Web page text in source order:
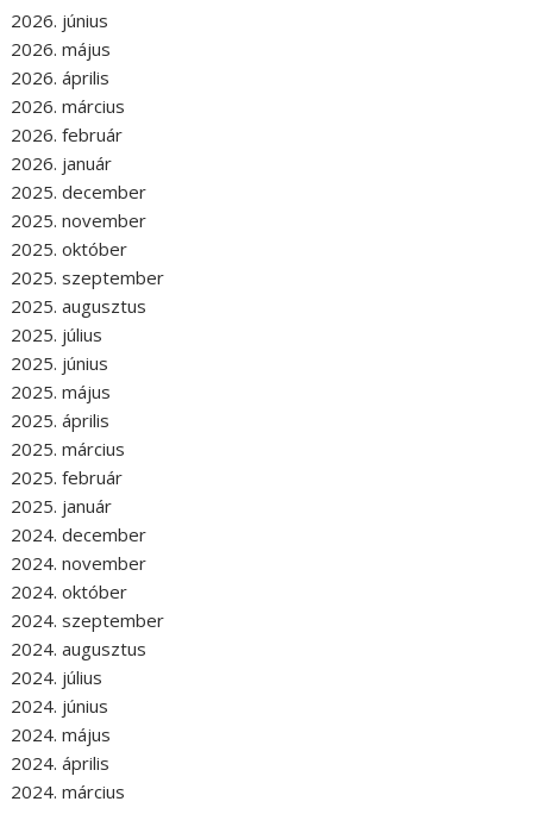
2026. június
2026. május
2026. április
2026. március
2026. február
2026. január
2025. december
2025. november
2025. október
2025. szeptember
2025. augusztus
2025. július
2025. június
2025. május
2025. április
2025. március
2025. február
2025. január
2024. december
2024. november
2024. október
2024. szeptember
2024. augusztus
2024. július
2024. június
2024. május
2024. április
2024. március